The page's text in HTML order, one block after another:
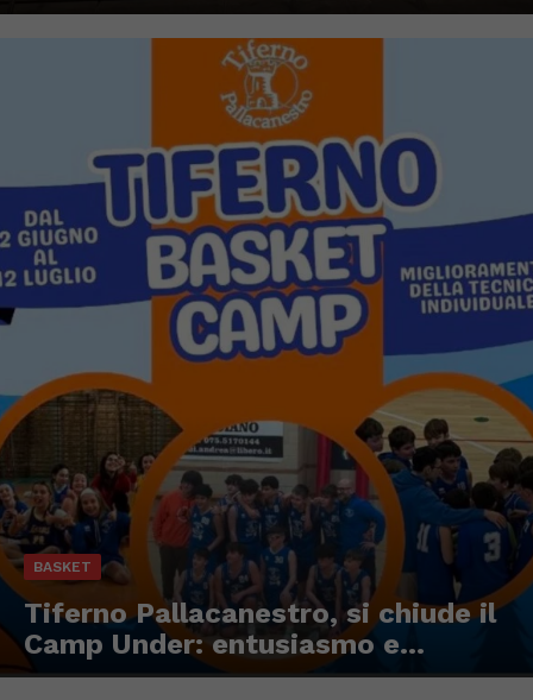
BASKET
Tiferno Pallacanestro, si chiude il
Camp Under: entusiasmo e...